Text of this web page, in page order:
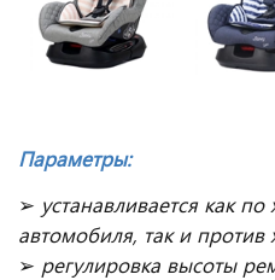
Параметры:
➢ устанавливается как
автомобиля, так и против
➢ регулировка высоты